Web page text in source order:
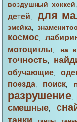
воздушный хоккей
детей, для
змейка,
космос,
мотоциклы, на
точность,
обучающие,
поезда, поиск,
разрушение,
смешные,